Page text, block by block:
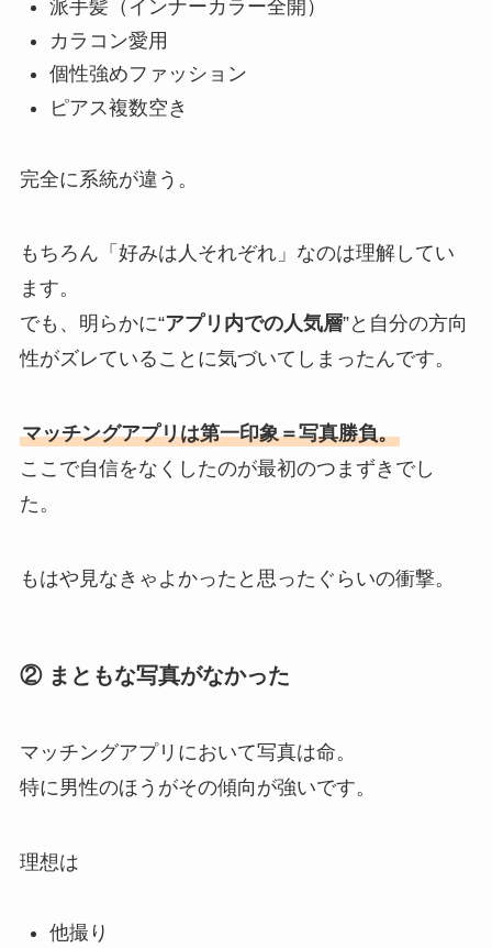
派手髪（インナーカラー全開）
カラコン愛用
個性強めファッション
ピアス複数空き
完全に系統が違う。
もちろん「好みは人それぞれ」なのは理解してい
ます。
でも、明らかに“アプリ内での人気層”と自分の方向
性がズレていることに気づいてしまったんです。
マッチングアプリは第一印象＝写真勝負。
ここで自信をなくしたのが最初のつまずきでし
た。
もはや見なきゃよかったと思ったぐらいの衝撃。
② まともな写真がなかった
マッチングアプリにおいて写真は命。
特に男性のほうがその傾向が強いです。
理想は
他撮り